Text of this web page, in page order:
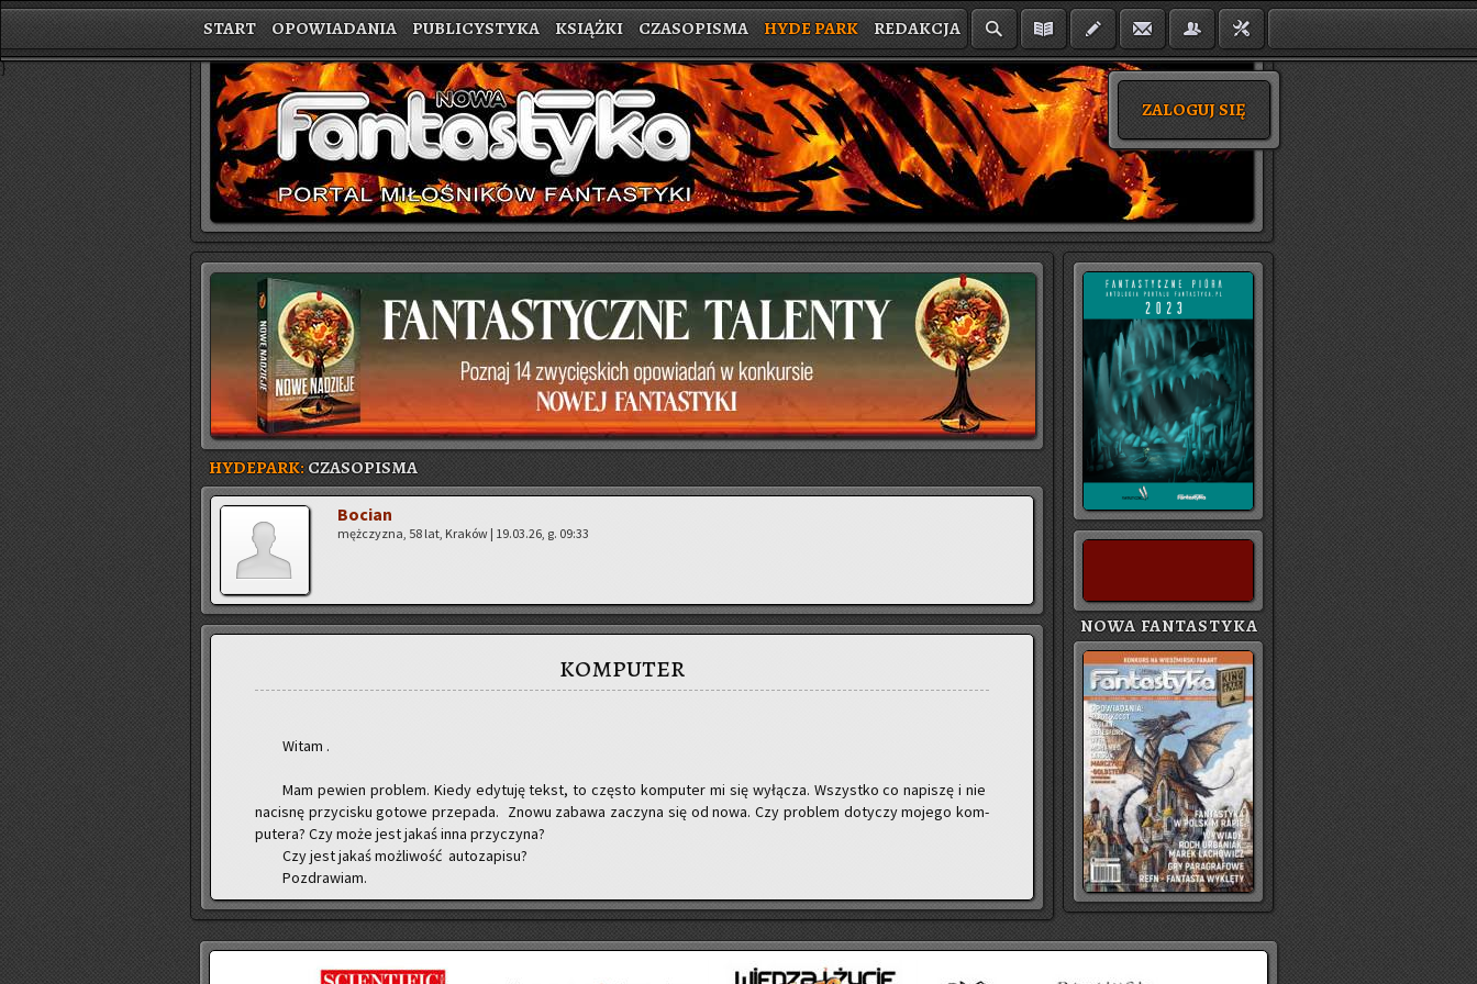
START OPOWIADANIA PUBLICYSTYKA KSIĄŻKI CZASOPISMA HYDE PARK REDAKCJA
ZALOGUJ SIĘ
}
HYDEPARK:CZASOPISMA
Bo­cian
męż­czy­zna, 58 lat, Kra­ków | 19.03.26, g. 09:33
komputer
Witam .
Mam pe­wien pro­blem. Kiedy edy­tu­ję tekst, to czę­sto kom­pu­ter mi się wy­łą­cza. Wszyst­ko co na­pi­szę i nie
na­ci­snę przy­ci­sku go­to­we prze­pa­da. Znowu za­ba­wa za­czy­na się od nowa. Czy pro­blem do­ty­czy mo­je­go kom­
pu­te­ra? Czy może jest jakaś inna przy­czy­na?
Czy jest jakaś moż­li­wość au­to­za­pi­su?
Po­zdra­wiam.
NOWA FANTASTYKA